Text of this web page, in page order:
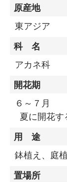
原産地
東アジア
科 名
アカネ科
開花期
６～７月
夏に開花
用 途
鉢植え、庭
置場所